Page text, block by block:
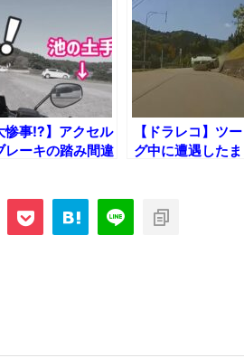
惨事!?】アクセル
レーキの踏み間違
【ドラレコ】ツ
グ中に遭遇した